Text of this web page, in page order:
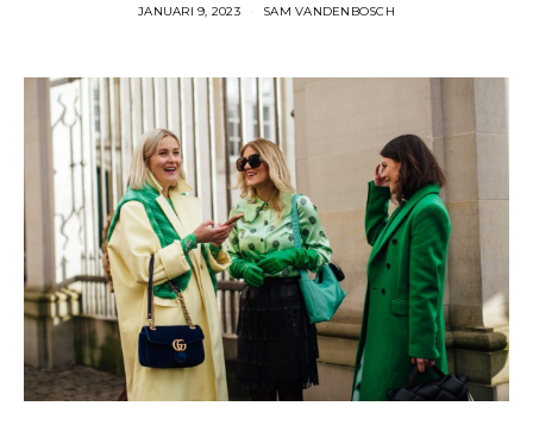
JANUARI 9, 2023 SAM VANDENBOSCH